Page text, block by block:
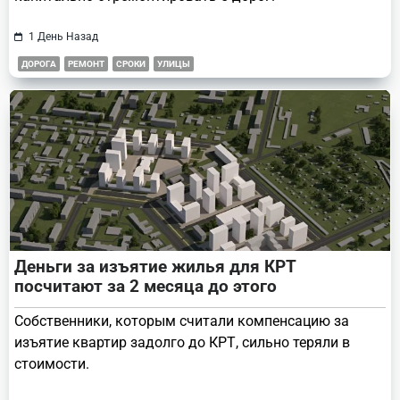
1 День Назад
ДОРОГА РЕМОНТ СРОКИ УЛИЦЫ
Деньги за изъятие жилья для КРТ
посчитают за 2 месяца до этого
Собственники, которым считали компенсацию за
изъятие квартир задолго до КРТ, сильно теряли в
стоимости.